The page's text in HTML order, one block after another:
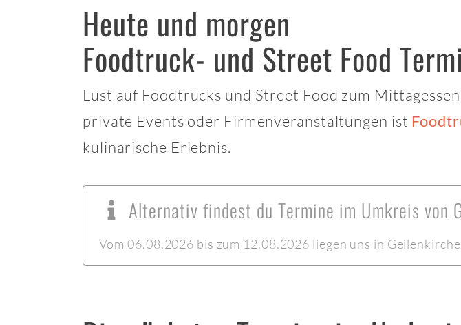
Heute und morgen
Foodtruck- und Street Food
Lust auf Foodtrucks und Street Food zum
private Events oder Firmenveranstaltungen ist
kulinarische Erlebnis.
Alternativ findest du Termine im Umkreis von
Vom 06.08.2026 bis zum 12.08.2026 liegen uns in